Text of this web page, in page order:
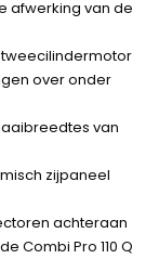
afwerking van de
tweecilindermotor
over onder
van
zijpaneel
achteraan
Combi Pro 110 Q